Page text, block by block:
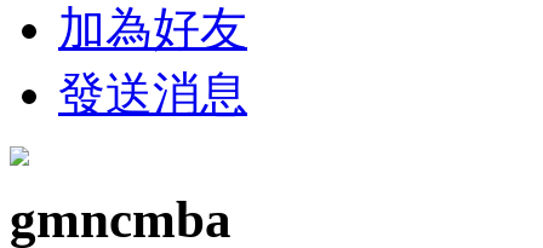
加為好友
發送消息
gmncmba